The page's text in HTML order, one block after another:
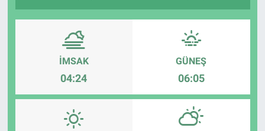
İMSAK
04:24
GÜNEŞ
06:05